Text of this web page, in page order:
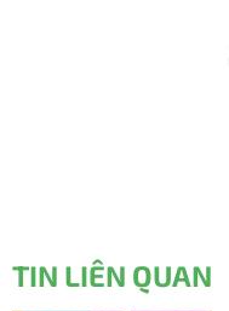
TIN LIÊN QUAN